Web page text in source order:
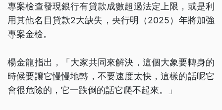
專案檢查發現銀行有貸款成數超過法定上限，或是利
用其他名目貸款2大缺失，央行明（2025）年將加強
專案金檢。
楊金龍指出，「大家共同來解決，這個大象要轉身的
時候要讓它慢慢地轉，不要速度太快，這樣的話呢它
會很危險的，它一跌倒的話它爬不起來。」